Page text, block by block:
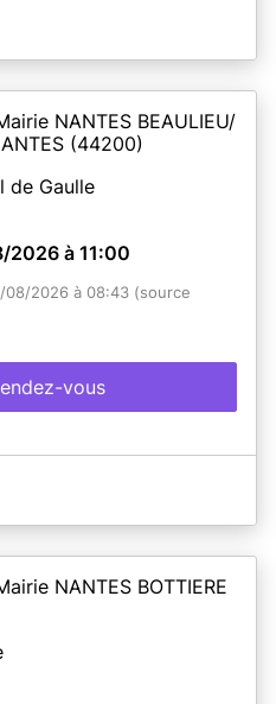
NANTES BEAULIEU/
(44200)
de Gaulle
2026 à 11:00
08/2026 à 08:43 (source
vous
NANTES BOTTIERE